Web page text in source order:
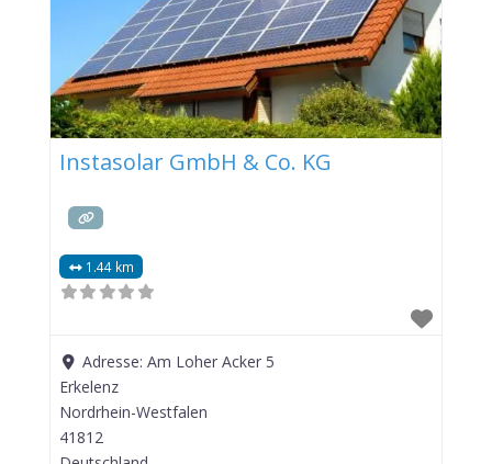
Instasolar GmbH & Co. KG
1.44 km
Adresse:Am Loher Acker 5
Erkelenz
Nordrhein-Westfalen
41812